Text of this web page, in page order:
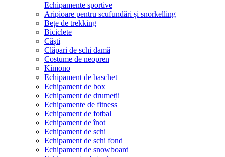
Echipamente sportive
Aripioare pentru scufundări și snorkelling
Bețe de trekking
Biciclete
Căști
Clăpari de schi damă
Costume de neopren
Kimono
Echipament de baschet
Echipament de box
Echipament de drumeții
Echipamente de fitness
Echipament de fotbal
Echipament de înot
Echipament de schi
Echipament de schi fond
Echipament de snowboard